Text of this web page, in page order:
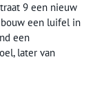
9 een nieuw
een luifel in
een
later van